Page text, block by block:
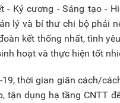
- Kỷ cương - Sáng tạo -
lý và bí thư chi bộ phải
kết thống nhất, tình
hoạt và thực hiện tốt
thời gian giãn cách/
tận dụng hạ tầng CNTT